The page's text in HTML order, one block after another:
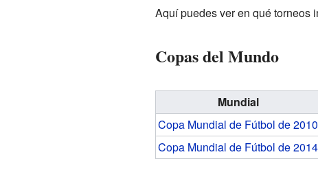
Aquí puedes ver en qué torneos
Copas del Mundo
Mundial
Copa Mundial de Fútbol de 2010
Copa Mundial de Fútbol de 2014